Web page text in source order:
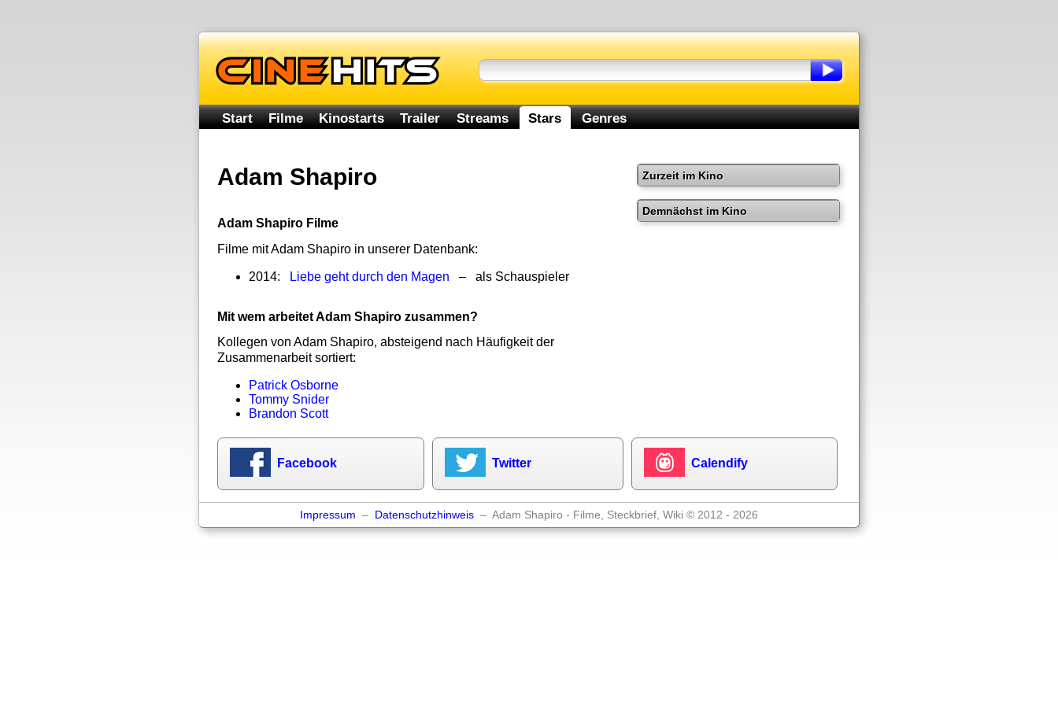
Start Filme Kinostarts Trailer Streams Stars Genres
Adam Shapiro
Adam Shapiro Filme
Filme mit Adam Shapiro in unserer Datenbank:
2014: Liebe geht durch den Magen – als Schauspieler
Mit wem arbeitet Adam Shapiro zusammen?
Kollegen von Adam Shapiro, absteigend nach Häufigkeit der
Zusammenarbeit sortiert:
Patrick Osborne
Tommy Snider
Brandon Scott
Zurzeit im Kino
Demnächst im Kino
Facebook Twitter Calendify
Impressum – Datenschutzhinweis – Adam Shapiro - Filme, Steckbrief, Wiki © 2012 - 2026